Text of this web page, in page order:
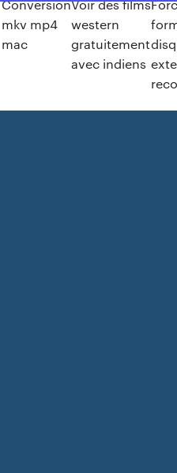
Conversion
mkv mp4
mac
Voir des films
western
gratuitement
avec indiens